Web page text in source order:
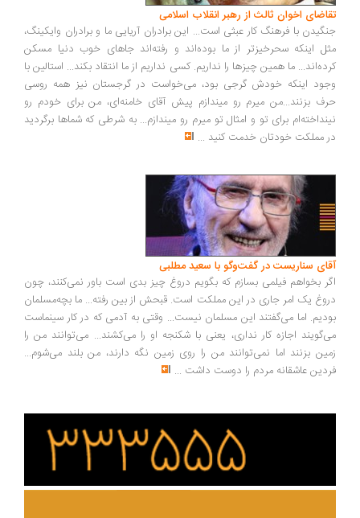
اخوان ثالث از رهبر انقلاب اسلامی
با فرهنگ کار عبثی است... این برادران آریایی ما و برادران وایکینگ،
اینکه سحرخیزتر از ما بوده‌اند و رفته‌اند جاهای خوب دنیا مسکن
ما همین چیزها را نداریم. کسی نداریم از ما انتقاد بکند... استالین با
اینکه خودش گرجی بود، می‌خواست در گرجستان نیز همه روسی
بزنند...من میرم رو میندازم پیش آقای خامنه‌ای، من برای خودم رو
برای تو و امثال تو میرم رو میندازم... به شرطی که شماها برگردید
مملکت خودتان خدمت کنید...
سناریست در گفت‌وگو با سعید مطلبی
بخواهم فیلمی بسازم که بگویم دروغ چیز بدی است باور نمی‌کنند، چون
یک امر جاری در این مملکت است. قبحش از بین رفته... ما بچه‌مسلمان
اما می‌گفتند این مسلمان نیست... وقتی به آدمی که در کار سینماست
اجازه کار نداری، یعنی با شکنجه او را می‌کشند... می‌توانند من را
بزنند اما نمی‌توانند من را روی زمین نگه دارند، من بلند می‌شوم...
عاشقانه مردم را دوست داشت ...